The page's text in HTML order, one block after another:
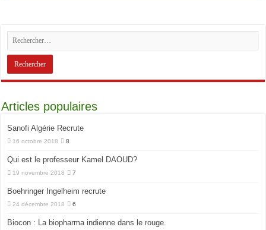
Articles populaires
Sanofi Algérie Recrute
16 octobre 2018 8
Qui est le professeur Kamel DAOUD?
19 novembre 2018 7
Boehringer Ingelheim recrute
24 décembre 2018 6
Biocon : La biopharma indienne dans le rouge.